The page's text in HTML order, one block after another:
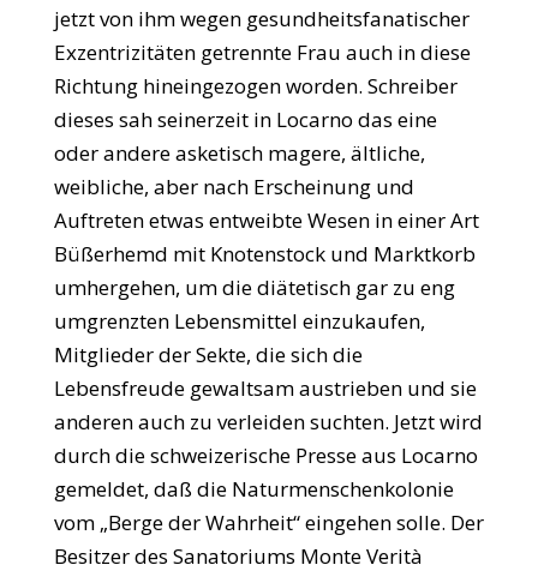
jetzt von ihm wegen gesundheitsfanatischer
Exzentrizitäten getrennte Frau auch in diese
Richtung hineingezogen worden. Schreiber
dieses sah seinerzeit in Locarno das eine
oder andere asketisch magere, ältliche,
weibliche, aber nach Erscheinung und
Auftreten etwas entweibte Wesen in einer Art
Büßerhemd mit Knotenstock und Marktkorb
umhergehen, um die diätetisch gar zu eng
umgrenzten Lebensmittel einzukaufen,
Mitglieder der Sekte, die sich die
Lebensfreude gewaltsam austrieben und sie
anderen auch zu verleiden suchten. Jetzt wird
durch die schweizerische Presse aus Locarno
gemeldet, daß die Naturmenschenkolonie
vom „Berge der Wahrheit“ eingehen solle. Der
Besitzer des Sanatoriums Monte Verità